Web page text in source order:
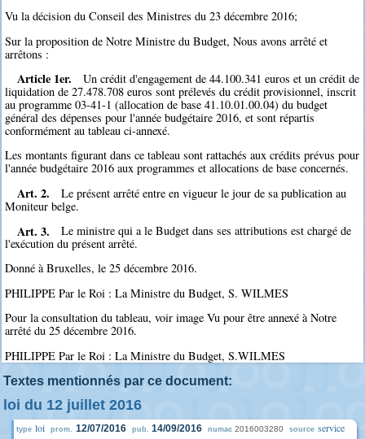
Vu la décision du Conseil des Ministres du 23 décembre 2016;
Sur la proposition de Notre Ministre du Budget, Nous avons arrêté et
arrêtons :
Article 1er.
Un crédit d'engagement de 44.100.341 euros et un crédit de
liquidation de 27.478.708 euros sont prélevés du crédit provisionnel, inscrit
au programme 03-41-1 (allocation de base 41.10.01.00.04) du budget
général des dépenses pour l'année budgétaire 2016, et sont répartis
conformément au tableau ci-annexé.
Les montants figurant dans ce tableau sont rattachés aux crédits prévus pour
l'année budgétaire 2016 aux programmes et allocations de base concernés.
Art. 2.
Le présent arrêté entre en vigueur le jour de sa publication au
Moniteur belge.
Art. 3.
Le ministre qui a le Budget dans ses attributions est chargé de
l'exécution du présent arrêté.
Donné à Bruxelles, le 25 décembre 2016.
PHILIPPE Par le Roi : La Ministre du Budget, S. WILMES
Pour la consultation du tableau, voir image Vu pour être annexé à Notre
arrêté du 25 décembre 2016.
PHILIPPE Par le Roi : La Ministre du Budget, S.WILMES
Textes mentionnés par ce document:
loi du 12 juillet 2016
type loi prom. 12/07/2016 pub. 14/09/2016 numac 2016003280 source service